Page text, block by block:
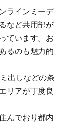
ラインミーデ
など共用部が
ています。お
るのも魅力的
出しなどの条
リアが丁度良
んでおり都内